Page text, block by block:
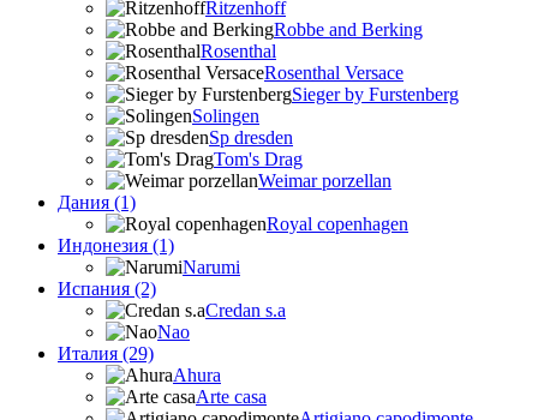
Ritzenhoff
Robbe and Berking
Rosenthal
Rosenthal Versace
Sieger by Furstenberg
Solingen
Sp dresden
Tom's Drag
Weimar porzellan
Дания (1)
Royal copenhagen
Индонезия (1)
Narumi
Испания (2)
Credan s.a
Nao
Италия (29)
Ahura
Arte casa